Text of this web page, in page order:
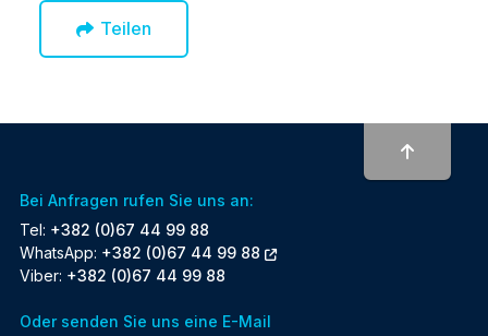
Teilen
Bei Anfragen rufen Sie uns an:
Tel: +382 (0)67 44 99 88
WhatsApp: +382 (0)67 44 99 88
Viber: +382 (0)67 44 99 88
Oder senden Sie uns eine E-Mail
To top